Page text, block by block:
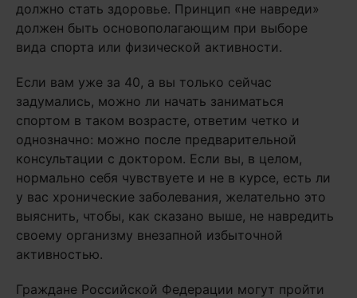
должно стать здоровье. Принцип «не навреди»
должен быть основополагающим при выборе
вида спорта или физической активности.
Если вам уже за 40, а вы только сейчас
задумались, можно ли начать заниматься
спортом в таком возрасте, ответим четко и
однозначно: можно после предварительной
консультации с доктором. Если вы, в целом,
нормально себя чувствуете и не в курсе, есть ли
у вас хронические заболевания, желательно это
выяснить, чтобы, как сказано выше, не навредить
своему организму внезапной избыточной
активностью.
Граждане Российской Федерации могут пройти